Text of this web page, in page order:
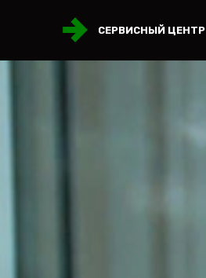
СЕРВИСНЫЙ ЦЕНТР